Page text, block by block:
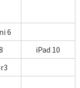
6
iPad 10